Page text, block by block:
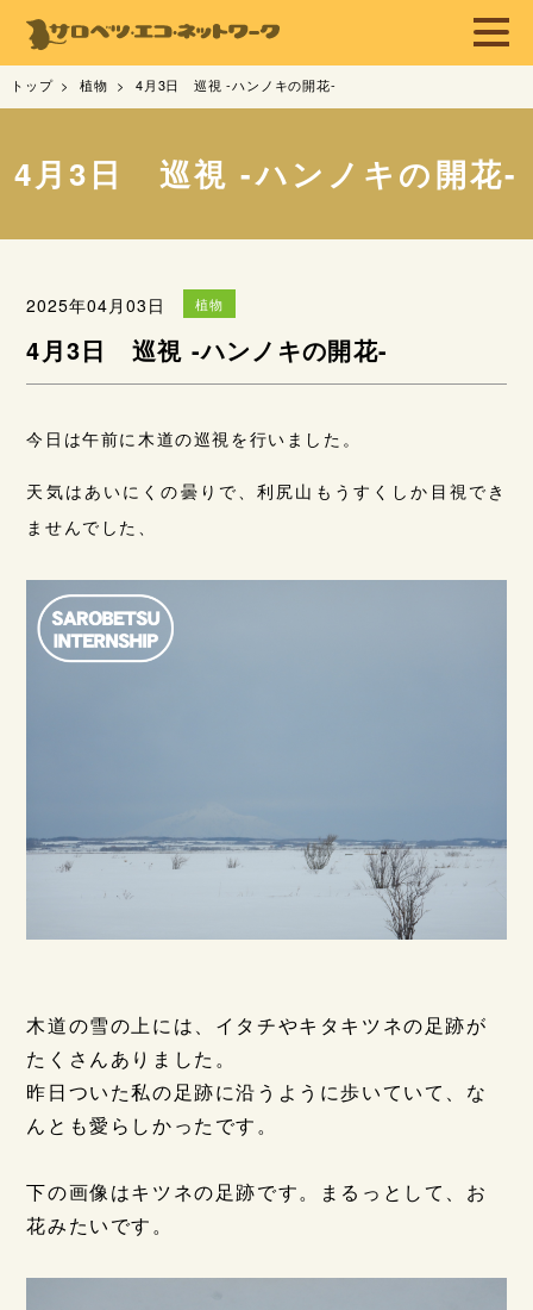
トップ 植物 4月3日 巡視 -ハンノキの開花-
4月3日 巡視 -ハンノキの開花-
2025年04月03日 植物
4月3日 巡視 -ハンノキの開花-
今日は午前に木道の巡視を行いました。
天気はあいにくの曇りで、利尻山もうすくしか目視でき
ませんでした、
木道の雪の上には、イタチやキタキツネの足跡が
たくさんありました。
昨日ついた私の足跡に沿うように歩いていて、な
んとも愛らしかったです。
下の画像はキツネの足跡です。まるっとして、お
花みたいです。